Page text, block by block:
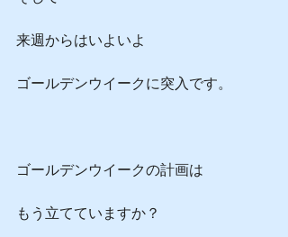
来週からはいよいよ
ゴールデンウイークに突入です。
ゴールデンウイークの計画は
もう立てていますか？